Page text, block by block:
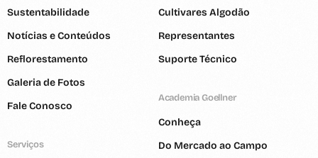
Sustentabilidade
Notícias e Conteúdos
Reflorestamento
Galeria de Fotos
Fale Conosco
Serviços
Cultivares Algodão
Representantes
Suporte Técnico
Academia Goellner
Conheça
Do Mercado ao Campo